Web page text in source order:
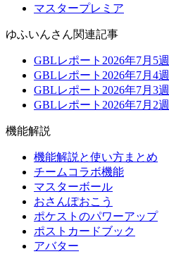
マスタープレミア
ゆふいんさん関連記事
GBLレポート2026年7月5週
GBLレポート2026年7月4週
GBLレポート2026年7月3週
GBLレポート2026年7月2週
機能解説
機能解説と使い方まとめ
チームコラボ機能
マスターボール
おさんぽおこう
ポケストのパワーアップ
ポストカードブック
アバター